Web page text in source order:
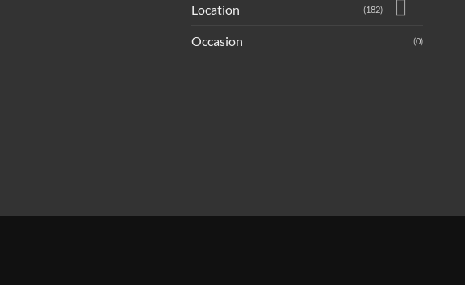
Location (182)
Occasion (0)